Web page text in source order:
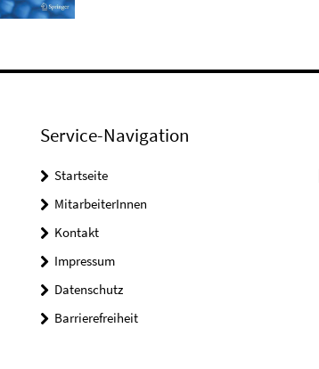
Service-Navigation
Startseite
MitarbeiterInnen
Kontakt
Impressum
Datenschutz
Barrierefreiheit